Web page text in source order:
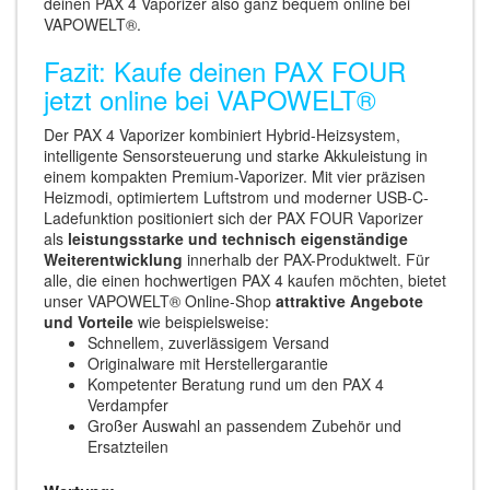
VAPOWELT®.
Fazit: Kaufe deinen PAX FOUR
jetzt online bei VAPOWELT®
Der PAX 4 Vaporizer kombiniert Hybrid-Heizsystem,
intelligente Sensorsteuerung und starke Akkuleistung in
einem kompakten Premium-Vaporizer. Mit vier präzisen
Heizmodi, optimiertem Luftstrom und moderner USB-C-
Ladefunktion positioniert sich der PAX FOUR Vaporizer
als leistungsstarke und technisch eigenständige
Weiterentwicklung innerhalb der PAX-Produktwelt. Für
alle, die einen hochwertigen PAX 4 kaufen möchten, bietet
unser VAPOWELT® Online-Shop attraktive Angebote
und Vorteile wie beispielsweise:
Schnellem, zuverlässigem Versand
Originalware mit Herstellergarantie
Kompetenter Beratung rund um den PAX 4
Verdampfer
Großer Auswahl an passendem Zubehör und
Ersatzteilen